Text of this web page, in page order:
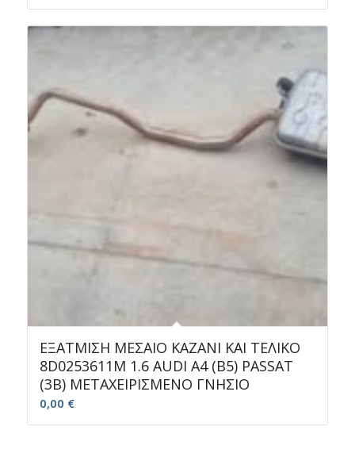
ΕΞΑΤΜΙΣΗ ΜΕΣΑΙΟ ΚΑΖΑΝΙ ΚΑΙ ΤΕΛΙΚΟ
8D0253611M 1.6 AUDI A4 (B5) PASSAT
(3B) ΜΕΤΑΧΕΙΡΙΣΜΕΝΟ ΓΝΗΣΙΟ
0,00 €